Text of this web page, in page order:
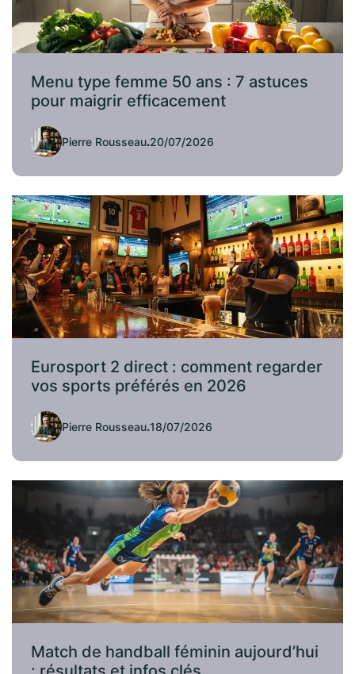
Menu type femme 50 ans : 7 astuces
pour maigrir efficacement
Pierre Rousseau.20/07/2026
Eurosport 2 direct : comment regarder
vos sports préférés en 2026
Pierre Rousseau.18/07/2026
Match de handball féminin aujourd’hui